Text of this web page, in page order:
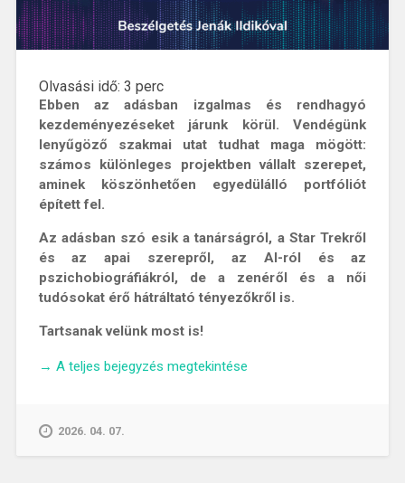
Olvasási idő: 3 perc
Ebben az adásban izgalmas és rendhagyó
kezdeményezéseket járunk körül. Vendégünk
lenyűgöző szakmai utat tudhat maga mögött:
számos különleges projektben vállalt szerepet,
aminek köszönhetően egyedülálló portfóliót
épített fel.
Az adásban szó esik a tanárságról, a Star Trekről
és az apai szerepről, az AI-ról és az
pszichobiográfiákról, de a zenéről és a női
tudósokat érő hátráltató tényezőkről is.
Tartsanak velünk most is!
„ChatGPT
küszöbén
→ A teljes bejegyzés megtekintése
2026. 04. 07.